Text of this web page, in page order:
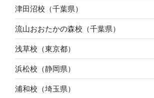
津田沼校（千葉県）
流山おおたかの森校（千葉県）
浅草校（東京都）
浜松校（静岡県）
浦和校（埼玉県）